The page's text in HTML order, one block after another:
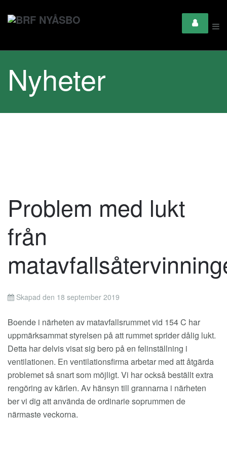
Nyheter
Problem med lukt
från
Skapad den 18 september 2019
Boende i närheten av matavfallsrummet vid 154 C har
uppmärksammat styrelsen på att rummet sprider dålig lukt.
Detta har delvis visat sig bero på en felinställning i
ventilationen. En ventilationsfirma arbetar med att åtgärda
problemet så snart som möjligt. Vi har också beställt extra
rengöring av kärlen. Av hänsyn till grannarna i närheten
ber vi dig att använda de ordinarie soprummen de
närmaste veckorna.